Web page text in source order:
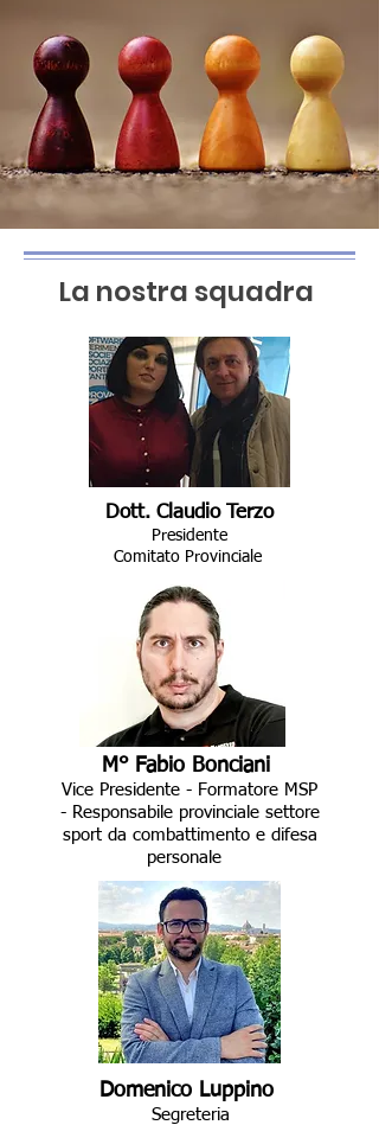
La nostra squadra
Dott. Claudio Terzo
Presidente
Comitato Provinciale
M° Fabio Bonciani
Vice Presidente - Formatore MSP
- Responsabile provinciale settore
sport da combattimento e difesa
personale
Domenico Luppino
Segreteria